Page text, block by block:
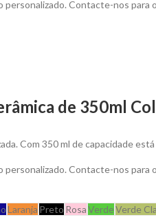
personalizado. Contacte-nos
de 350ml
Com 350 ml de capacidade
personalizado. Contacte-nos
Laranja Preto RosaVerdeVerde